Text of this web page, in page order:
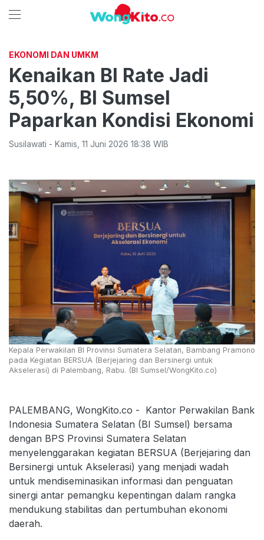
EKONOMI DAN UMKM
Kenaikan Bl Rate Jadi
5,50%, BI Sumsel
Paparkan Kondisi Ekonomi
Susilawati - Kamis 11 Juni 2026 18:38 WIB
Kepala Perwakilan BI Provinsi Sumatera Selatan, Bambang Pramono
pada Kegiatan BERSUA (Berjejaring dan Bersinergi untuk
Akselerasi) di Palembang, Rabu. (BI Sumsel/WongKito.co)
PALEMBANG, WongKito.co - Kantor Perwakilan Bank
Indonesia Sumatera Selatan (BI Sumsel) bersama
dengan BPS Provinsi Sumatera Selatan
menyelenggarakan kegiatan BERSUA (Berjejaring dan
Bersinergi untuk Akselerasi) yang menjadi wadah
untuk mendiseminasikan informasi dan penguatan
sinergi antar pemangku kepentingan dalam rangka
mendukung stabilitas dan pertumbuhan ekonomi
daerah.